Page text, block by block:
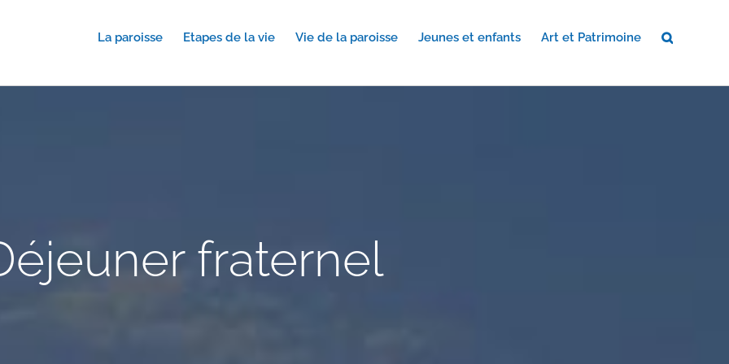
La paroisse Etapes de la vie Vie de la paroisse Jeunes et enfants Art et Patrimoine
fraternel